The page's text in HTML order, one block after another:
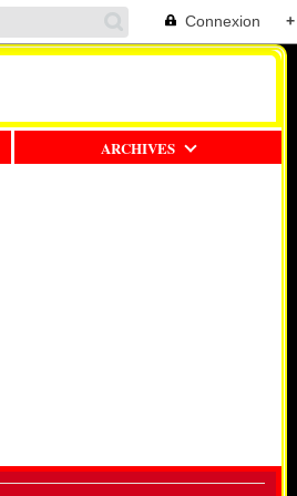
Connexion +
ARCHIVES